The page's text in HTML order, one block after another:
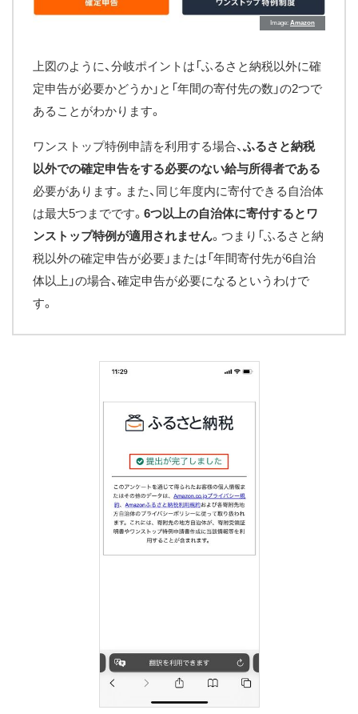
Image Amazon
上図のように、分岐ポイントは「ふるさと納税以外に確
定申告が必要かどうか」と「年間の寄付先の数」の2つで
あることがわかります。
ワンストップ特例申請を利用する場合、 ふるさと納税
以外での確定申告をする必要のない給与所得者である
必要があります。また、同じ年度内に寄付できる自治体
は最大5つまでです。 6つ以上の自治体に寄付するとワ
ンストップ特例が適用されません。つまり「ふるさと納
税以外の確定申告が必要」または「年間寄付先が6自治
体以上」の場合、確定申告が必要になるというわけで
す。